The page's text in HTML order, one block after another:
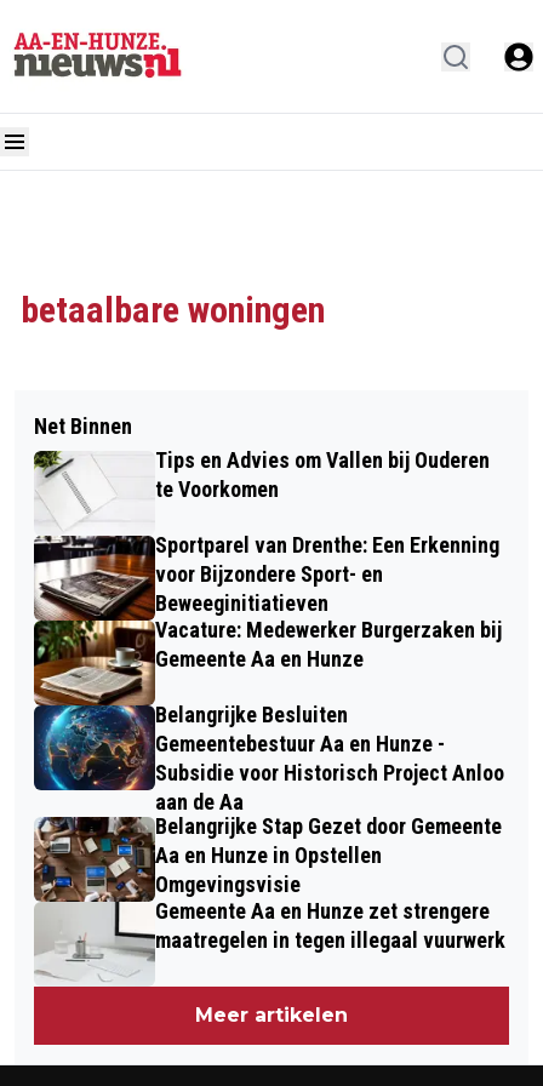
betaalbare woningen
Net Binnen
Tips en Advies om Vallen bij Ouderen
te Voorkomen
Sportparel van Drenthe: Een Erkenning
voor Bijzondere Sport- en
Beweeginitiatieven
Vacature: Medewerker Burgerzaken bij
Gemeente Aa en Hunze
Belangrijke Besluiten
Gemeentebestuur Aa en Hunze -
Subsidie voor Historisch Project Anloo
aan de Aa
Belangrijke Stap Gezet door Gemeente
Aa en Hunze in Opstellen
Omgevingsvisie
Gemeente Aa en Hunze zet strengere
maatregelen in tegen illegaal vuurwerk
Meer artikelen